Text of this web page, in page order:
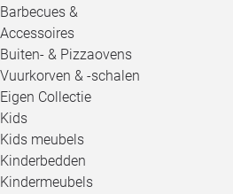
Barbecues &
Accessoires
Buiten- & Pizzaovens
Vuurkorven & -schalen
Eigen Collectie
Kids
Kids meubels
Kinderbedden
Kindermeubels